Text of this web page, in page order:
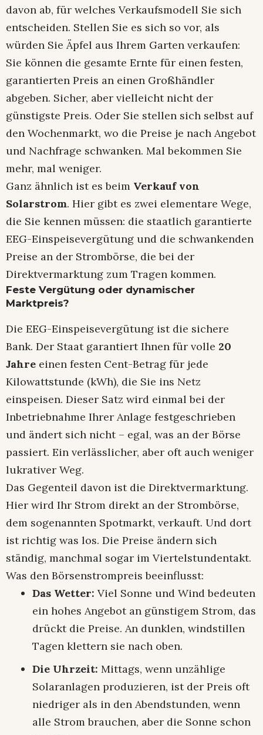
davon ab, für welches Verkaufsmodell Sie sich
entscheiden. Stellen Sie es sich so vor, als
würden Sie Äpfel aus Ihrem Garten verkaufen:
Sie können die gesamte Ernte für einen festen,
garantierten Preis an einen Großhändler
abgeben. Sicher, aber vielleicht nicht der
günstigste Preis. Oder Sie stellen sich selbst auf
den Wochenmarkt, wo die Preise je nach Angebot
und Nachfrage schwanken. Mal bekommen Sie
mehr, mal weniger.
Ganz ähnlich ist es beim Verkauf von
Solarstrom. Hier gibt es zwei elementare Wege,
die Sie kennen müssen: die staatlich garantierte
EEG-Einspeisevergütung und die schwankenden
Preise an der Strombörse, die bei der
Direktvermarktung zum Tragen kommen.
Feste Vergütung oder dynamischer
Marktpreis?
Die EEG-Einspeisevergütung ist die sichere
Bank. Der Staat garantiert Ihnen für volle 20
Jahre einen festen Cent-Betrag für jede
Kilowattstunde (kWh), die Sie ins Netz
einspeisen. Dieser Satz wird einmal bei der
Inbetriebnahme Ihrer Anlage festgeschrieben
und ändert sich nicht – egal, was an der Börse
passiert. Ein verlässlicher, aber oft auch weniger
lukrativer Weg.
Das Gegenteil davon ist die Direktvermarktung.
Hier wird Ihr Strom direkt an der Strombörse,
dem sogenannten Spotmarkt, verkauft. Und dort
ist richtig was los. Die Preise ändern sich
ständig, manchmal sogar im Viertelstundentakt.
Was den Börsenstrompreis beeinflusst:
Das Wetter: Viel Sonne und Wind bedeuten
ein hohes Angebot an günstigem Strom, das
drückt die Preise. An dunklen, windstillen
Tagen klettern sie nach oben.
Die Uhrzeit: Mittags, wenn unzählige
Solaranlagen produzieren, ist der Preis oft
niedriger als in den Abendstunden, wenn
alle Strom brauchen, aber die Sonne schon